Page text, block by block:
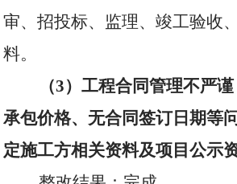
审、招投标、监理、竣工验收
料。
（3）工程合同管理不严
承包价格、无合同签订日期等
定施工方相关资料及项目公示